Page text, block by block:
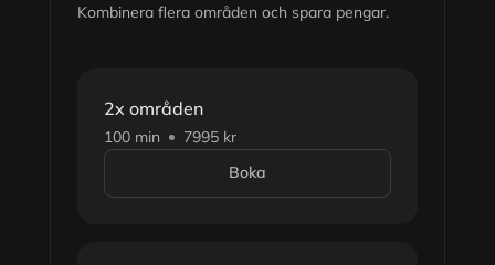
Kombinera flera områden och spara pengar.
2x områden
100 min
7995 kr
Boka